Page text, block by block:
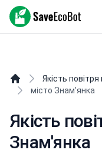
SaveEcoBot
Якість повітря
місто Знам'янка
Якість
Знам'янка